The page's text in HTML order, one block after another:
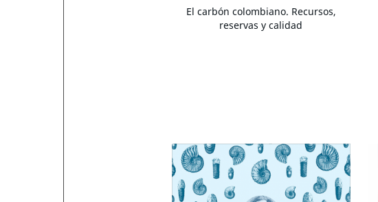
El carbón colombiano. Recursos,
reservas y calidad